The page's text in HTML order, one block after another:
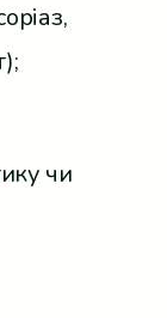
чи